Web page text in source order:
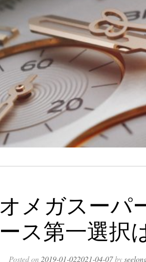
オメガスーパ
ース第一選択
Posted on 2019-01-022021-04-07by